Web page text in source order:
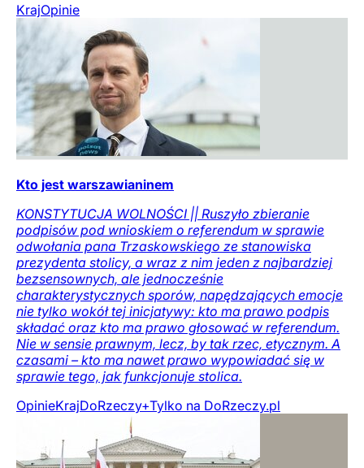
KrajOpinie
Kto jest warszawianinem
KONSTYTUCJA WOLNOŚCI || Ruszyło zbieranie
podpisów pod wnioskiem o referendum w sprawie
odwołania pana Trzaskowskiego ze stanowiska
prezydenta stolicy, a wraz z nim jeden z najbardziej
bezsensownych, ale jednocześnie
charakterystycznych sporów, napędzających emocje
nie tylko wokół tej inicjatywy: kto ma prawo podpis
składać oraz kto ma prawo głosować w referendum.
Nie w sensie prawnym, lecz, by tak rzec, etycznym. A
czasami – kto ma nawet prawo wypowiadać się w
sprawie tego, jak funkcjonuje stolica.
OpinieKrajDoRzeczy+Tylko na DoRzeczy.pl